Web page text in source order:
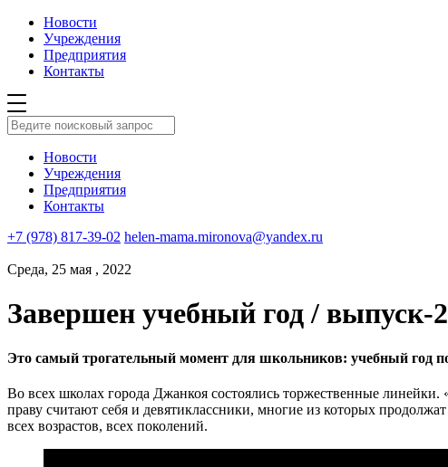
Новости
Учреждения
Предприятия
Контакты
Новости
Учреждения
Предприятия
Контакты
+7 (978) 817-39-02 helen-mama.mironova@yandex.ru
Среда, 25 мая , 2022
Завершен учебный год / выпуск-
Это самый трогательный момент для школьников: учебный год
Во всех школах города Джанкоя состоялись торжественные
праву считают себя и девятиклассники, многие из которых
всех возрастов, всех поколений.